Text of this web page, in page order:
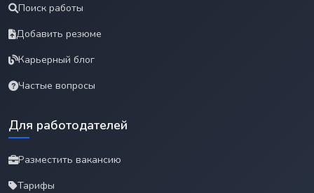
Поиск работы
Добавить резюме
Карьерный блог
Частые вопросы
Для работодателей
Разместить вакансию
Тарифы